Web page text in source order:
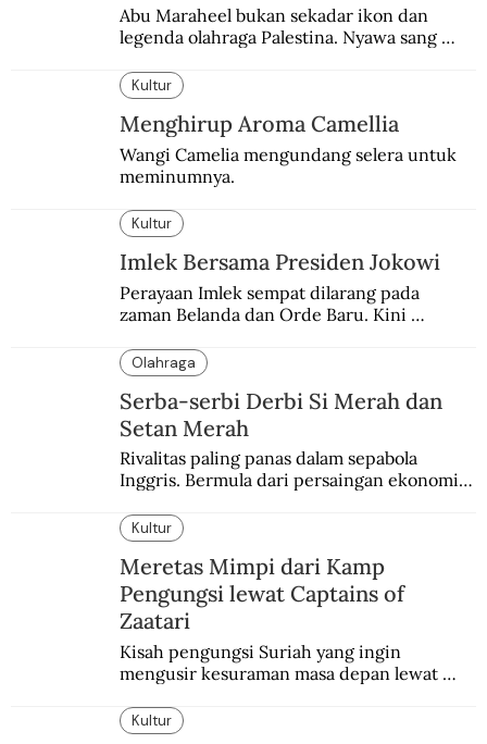
Abu Maraheel bukan sekadar ikon dan
legenda olahraga Palestina. Nyawa sang
memblokade Rafah.
Kultur
Menghirup Aroma Camellia
Wangi Camelia mengundang selera untuk
meminumnya.
Kultur
Imlek Bersama Presiden Jokowi
Perayaan Imlek sempat dilarang pada
zaman Belanda dan Orde Baru. Kini
Olahraga
Serba-serbi Derbi Si Merah dan
Setan Merah
Rivalitas paling panas dalam sepabola
Inggris. Bermula dari persaingan ekonomi
Kultur
Meretas Mimpi dari Kamp
Pengungsi lewat Captains of
Zaatari
Kisah pengungsi Suriah yang ingin
mengusir kesuraman masa depan lewat
humanis.
Kultur